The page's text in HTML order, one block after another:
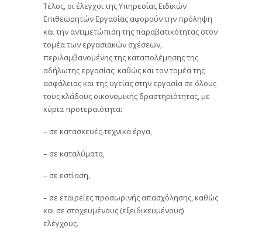
Τέλος, οι έλεγχοι της Υπηρεσίας Ειδικών
Επιθεωρητών Εργασίας αφορούν την πρόληψη
και την αντιμετώπιση της παραβατικότητας στον
τομέα των εργασιακών σχέσεων,
περιλαμβανομένης της καταπολέμησης της
αδήλωτης εργασίας, καθώς και τον τομέα της
ασφάλειας και της υγείας στην εργασία σε όλους
τους κλάδους οικονομικής δραστηριότητας, με
κύρια προτεραιότητα:
– σε κατασκευές-τεχνικά έργα,
– σε καταλύματα,
– σε εστίαση,
– σε εταιρείες προσωρινής απασχόλησης, καθώς
και σε στοχευμένους (εξειδικευμένους)
ελέγχους.